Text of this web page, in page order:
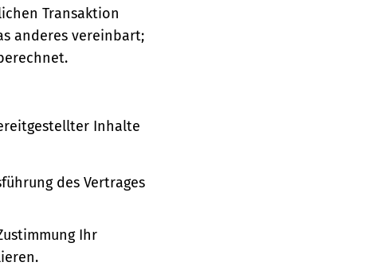
Transaktion
anderes vereinbart;
Inhalte
des Vertrages
Ihr